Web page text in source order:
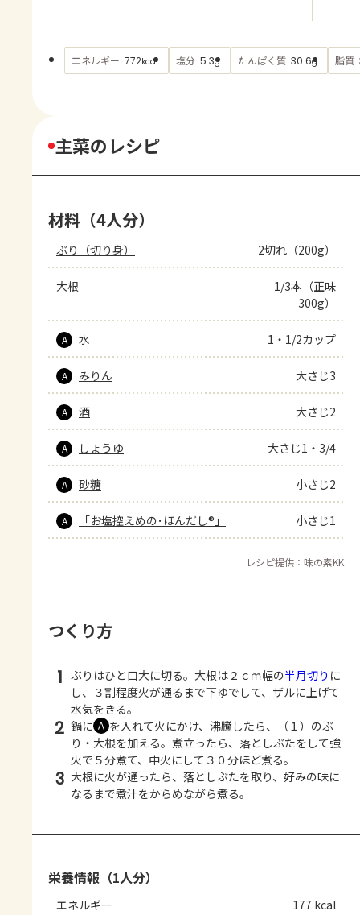
エネルギー 772kcal 塩分 5.3g たんぱく質 30.6g 脂質
主菜のレシピ
材料（4人分）
ぶり（切り身） 2切れ（200g）
大根
1/3本（正味
300g）
A 水 1・1/2カップ
A みりん 大さじ3
A 酒 大さじ2
A しょうゆ 大さじ1・3/4
A 砂糖 小さじ2
A 「お塩控えめの･ほんだし®」 小さじ1
レシピ提供：味の素KK
つくり方
1 ぶりはひと口大に切る。大根は２ｃｍ幅の半月切り に
し、３割程度火が通るまで下ゆでして、ザルに上げて
水気をきる。
2 鍋に Ａ を入れて火にかけ、沸騰したら、（１）のぶ
り・大根を加える。煮立ったら、落としぶたをして強
火で５分煮て、中火にして３０分ほど煮る。
3 大根に火が通ったら、落としぶたを取り、好みの味に
なるまで煮汁をからめながら煮る。
栄養情報（1人分）
エネルギー 177 kcal